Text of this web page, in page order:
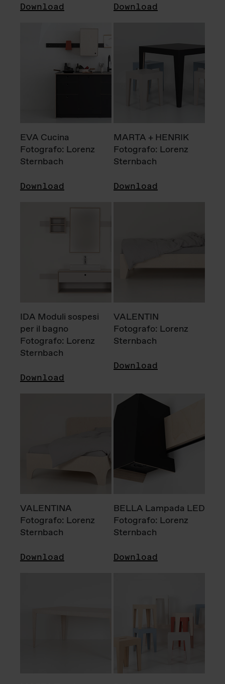
Download Download
EVA Cucina
Fotografo: Lorenz
Sternbach
Download
MARTA + HENRIK
Fotografo: Lorenz
Sternbach
Download
IDA Moduli sospesi
per il bagno
Fotografo: Lorenz
Sternbach
Download
VALENTIN
Fotografo: Lorenz
Sternbach
Download
VALENTINA
Fotografo: Lorenz
Sternbach
Download
BELLA Lampada LED
Fotografo: Lorenz
Sternbach
Download